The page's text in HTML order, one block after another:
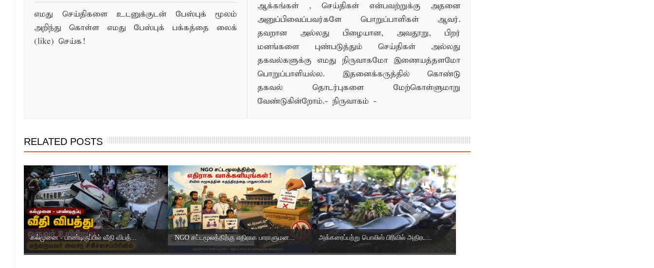
எமது செய்திகளை உடனுக்குடன் பேஸ்புக் மூலம்
அறிந்து கொள்ள எமது பேஸ்புக் பக்கத்தை லைக்
(like) செய்க!
ஆக்கங்கள் , செய்திகள் என்பவற்றுக்கு அதனை
அனுப்பிவைப்பவர்களே பொறுப்பாளிகள் ஆவர்.
தவறான அல்லது பிழையான, அவதூறு, பிறர்
மனங்களை புண்படுத்தும் செய்திகள் அல்லது
தகவல்களுக்கு எமது நிருவாகமோ இணையத்தளமோ
பொறுப்பாளியல்ல. இதனைக்கருத்தில் கொண்டு
தகவல் தொடர்புகளை மேற்கொள்ளுமாறு
வேண்டுகின்றோம்.- நிருவாகம் -
RELATED POSTS
கல்முனை - பாண்டிருப்பில் வீதி விபத்... NGO சட்டமூலத்திற்கு எதிராக பாராளுமன... அக்கரைப்பற்று பொலிஸ் பிரிவில் அதிரட...